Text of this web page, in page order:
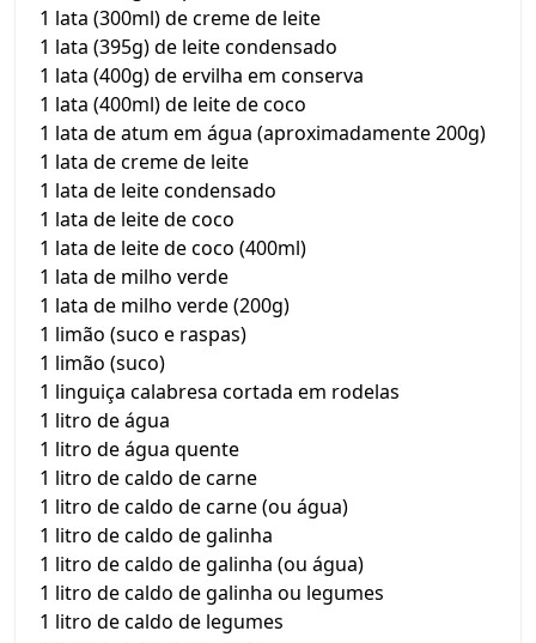
1 lata (300ml) de creme de leite
1 lata (395g) de leite condensado
1 lata (400g) de ervilha em conserva
1 lata (400ml) de leite de coco
1 lata de atum em água (aproximadamente 200g)
1 lata de creme de leite
1 lata de leite condensado
1 lata de leite de coco
1 lata de leite de coco (400ml)
1 lata de milho verde
1 lata de milho verde (200g)
1 limão (suco e raspas)
1 limão (suco)
1 linguiça calabresa cortada em rodelas
1 litro de água
1 litro de água quente
1 litro de caldo de carne
1 litro de caldo de carne (ou água)
1 litro de caldo de galinha
1 litro de caldo de galinha (ou água)
1 litro de caldo de galinha ou legumes
1 litro de caldo de legumes